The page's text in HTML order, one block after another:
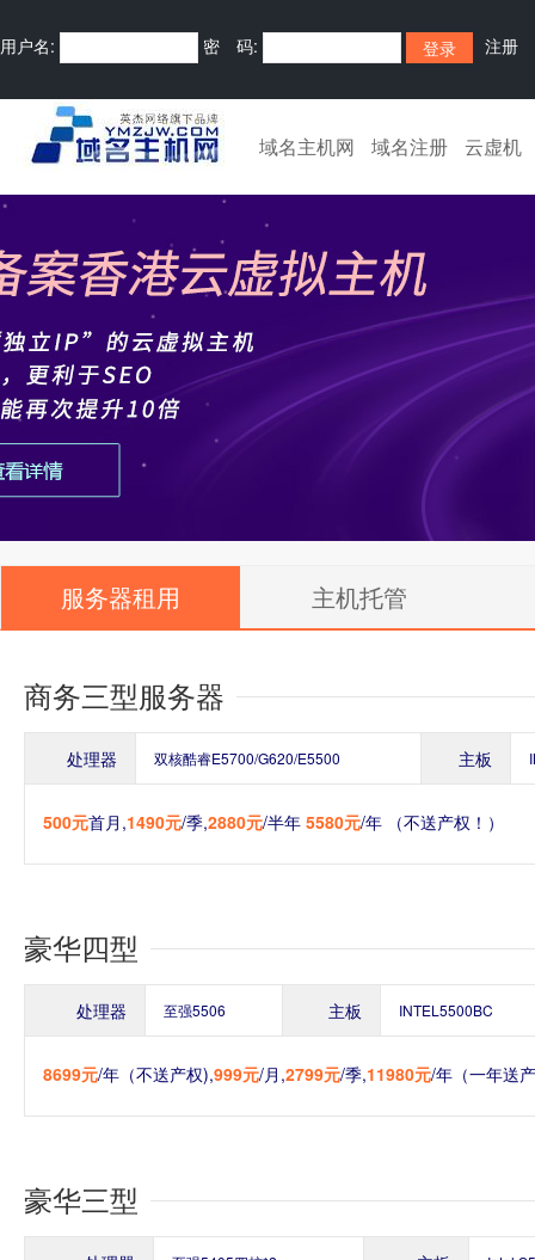
用户名: 密 码: 注册
域名主机网 域名注册 云虚机
服务器租用 主机托管
商务三型服务器
处理器 双核酷睿E5700/G620/E5500 主板
500元首月,1490元/季,2880元/半年 5580元/年 （不送产权！）
豪华四型
处理器 至强5506 主板 INTEL5500BC
8699元/年（不送产权),999元/月,2799元/季,11980元/年（一年送
豪华三型